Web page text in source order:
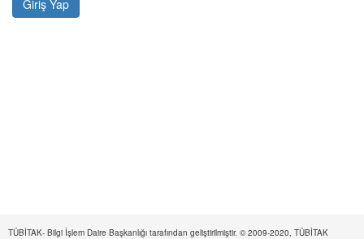
TÜBİTAK- Bilgi İşlem Daire Başkanlığı tarafından geliştirilmiştir. © 2009-2020, TÜBİTAK